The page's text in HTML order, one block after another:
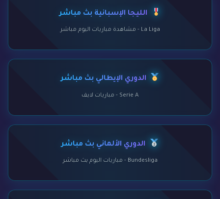
الليجا الإسبانية بث مباشر
La Liga - مشاهدة مباريات اليوم مباشر
الدوري الإيطالي بث مباشر
Serie A - مباريات لايف
الدوري الألماني بث مباشر
Bundesliga - مباريات اليوم بث مباشر